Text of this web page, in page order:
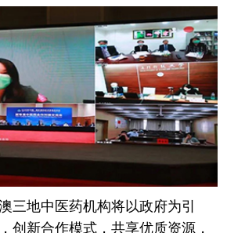
三地中医药机构将以政府为引
创新合作模式，共享优质资源，